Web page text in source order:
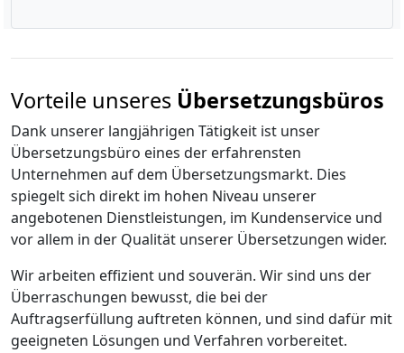
Vorteile unseres Übersetzungsbüros
Dank unserer langjährigen Tätigkeit ist unser
Übersetzungsbüro eines der erfahrensten
Unternehmen auf dem Übersetzungsmarkt. Dies
spiegelt sich direkt im hohen Niveau unserer
angebotenen Dienstleistungen, im Kundenservice und
vor allem in der Qualität unserer Übersetzungen wider.
Wir arbeiten effizient und souverän. Wir sind uns der
Überraschungen bewusst, die bei der
Auftragserfüllung auftreten können, und sind dafür mit
geeigneten Lösungen und Verfahren vorbereitet.